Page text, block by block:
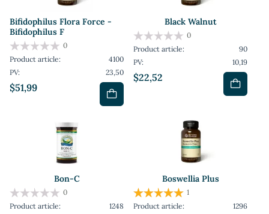
Bifidophilus Flora Force -
Bifidophilus F
$51,99
0
Product article:
4100
PV:
23,50
Black Walnut
$22,52
0
Product article:
90
PV:
10,19
Bon-C
0
Product article:
1248
Boswellia Plus
1
Product article:
1296